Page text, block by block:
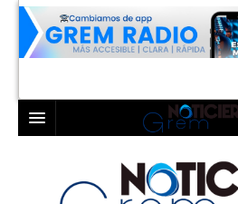
LAGUNA